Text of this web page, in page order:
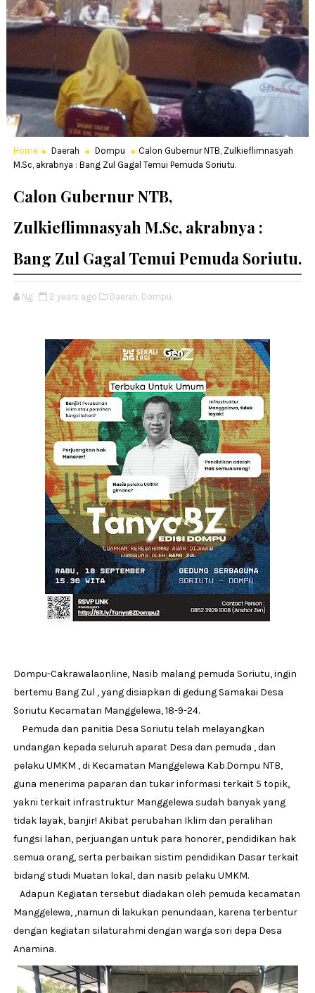
Home Daerah Dompu
Calon Gubernur NTB, Zulkieflimnasyah
M.Sc, akrabnya : Bang Zul Gagal Temui Pemuda Soriutu.
Calon Gubernur NTB,
Zulkieflimnasyah M.Sc, akrabnya :
Bang Zul Gagal Temui Pemuda Soriutu.
Ng 2 years ago Daerah, Dompu,
Dompu-Cakrawalaonline, Nasib malang pemuda Soriutu, ingin
bertemu Bang Zul , yang disiapkan di gedung Samakai Desa
Soriutu Kecamatan Manggelewa, 18-9-24.
Pemuda dan panitia Desa Soriutu telah melayangkan
undangan kepada seluruh aparat Desa dan pemuda , dan
pelaku UMKM , di Kecamatan Manggelewa Kab.Dompu NTB,
guna menerima paparan dan tukar informasi terkait 5 topik,
yakni terkait infrastruktur Manggelewa sudah banyak yang
tidak layak, banjir! Akibat perubahan Iklim dan peralihan
fungsi lahan, perjuangan untuk para honorer, pendidikan hak
semua orang, serta perbaikan sistim pendidikan Dasar terkait
bidang studi Muatan lokal, dan nasib pelaku UMKM.
Adapun Kegiatan tersebut diadakan oleh pemuda kecamatan
Manggelewa, ,namun di lakukan penundaan, karena terbentur
dengan kegiatan silaturahmi dengan warga sori depa Desa
Anamina.